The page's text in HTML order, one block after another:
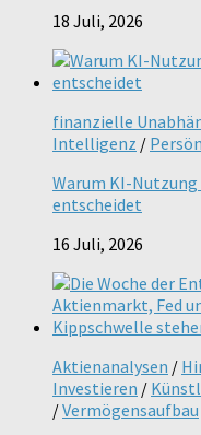
18 Juli, 2026
finanzielle
Intelligenz /
Warum KI-
entscheidet
16 Juli, 2026
Aktienanalysen /
Investieren /
/Vermögensaufbau